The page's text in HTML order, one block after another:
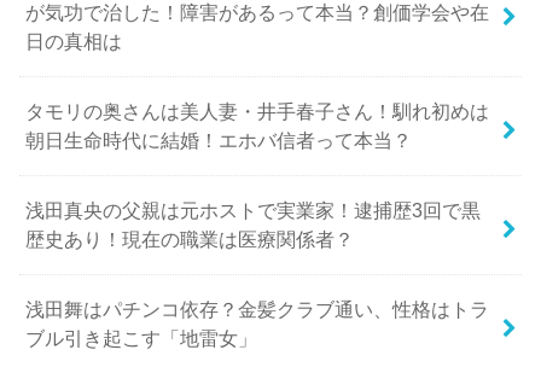
が気功で治した！障害があるって本当？創価学会や在
日の真相は
タモリの奥さんは美人妻・井手春子さん！馴れ初めは
朝日生命時代に結婚！エホバ信者って本当？
浅田真央の父親は元ホストで実業家！逮捕歴3回で黒
歴史あり！現在の職業は医療関係者？
浅田舞はパチンコ依存？金髪クラブ通い、性格はトラ
ブル引き起こす「地雷女」